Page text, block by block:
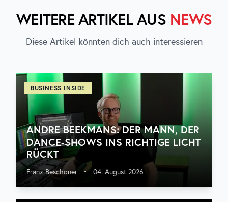
WEITERE ARTIKEL AUS NEWS
Diese Artikel könnten dich auch interessieren
BUSINESS INSIDE
ANDRE BEEKMANS: DER MANN, DER
DANCE-SHOWS INS RICHTIGE LICHT
RÜCKT
Franz Beschoner • 04. August 2026